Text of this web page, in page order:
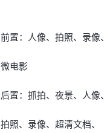
前置：人像、拍照、录像
微电影
后置：抓拍、夜景、人像
拍照、录像、超清文档、